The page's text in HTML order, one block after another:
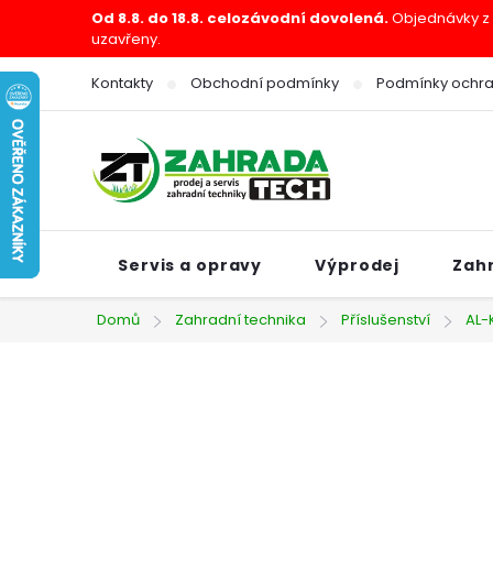
obsah
Od 8.8. do 18.8. celozávodní dovolená.Objednávky
uzavřeny.
Kontakty Obchodní podmínky Podmínky
Servis a opravy Výprodej
Domů Zahradní technika Příslušenství